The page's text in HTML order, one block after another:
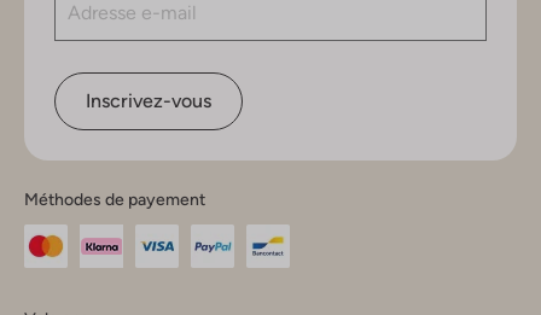
Inscrivez-vous
Méthodes de payement